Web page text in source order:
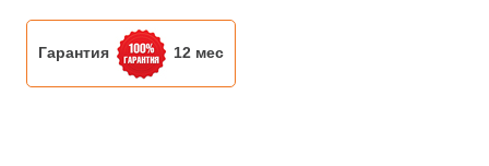
Гарантия 12 мес